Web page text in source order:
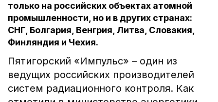
только на российских объектах атомной
промышленности, но и в других странах:
СНГ, Болгария, Венгрия, Литва, Словакия,
Финляндия и Чехия.
Пятигорский «Импульс» – один из
ведущих российских производителей
систем радиационного контроля. Как